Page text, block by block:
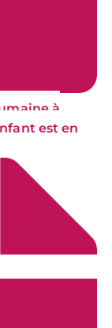
à
est en